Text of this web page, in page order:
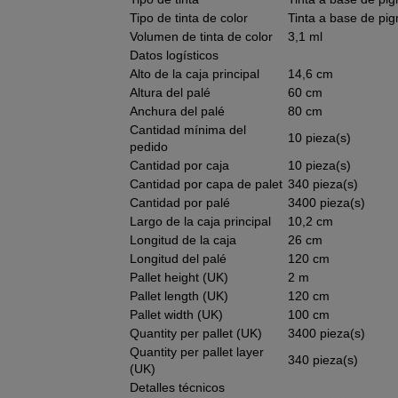
Tipo de tinta de color
Tinta a base de
Volumen de tinta de color
3,1 ml
Datos logísticos
Alto de la caja principal
14,6 cm
Altura del palé
60 cm
Anchura del palé
80 cm
Cantidad mínima del
pedido
10 pieza(s)
Cantidad por caja
10 pieza(s)
Cantidad por capa de palet 340 pieza(s)
Cantidad por palé
3400 pieza(s)
Largo de la caja principal
10,2 cm
Longitud de la caja
26 cm
Longitud del palé
120 cm
Pallet height (UK)
2 m
Pallet length (UK)
120 cm
Pallet width (UK)
100 cm
Quantity per pallet (UK)
3400 pieza(s)
Quantity per pallet layer
(UK)
340 pieza(s)
Detalles técnicos